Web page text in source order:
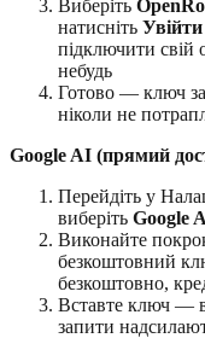
Виберіть
натисніть
підключити свій
небудь
Готово — ключ
ніколи не
Google AI (прямий
Перейдіть у
виберіть Google
Виконайте
безкоштовний
безкоштовно,
Вставте ключ —
запити